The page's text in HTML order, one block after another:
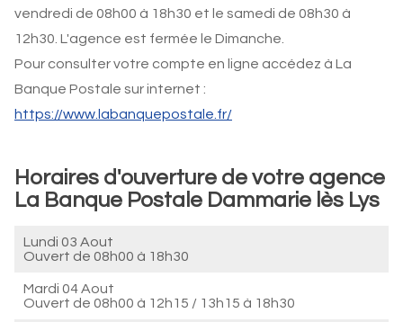
vendredi de 08h00 à 18h30 et le samedi de 08h30 à
12h30. L'agence est fermée le Dimanche.
Pour consulter votre compte en ligne accédez à La
Banque Postale sur internet :
https://www.labanquepostale.fr/
Horaires d'ouverture de votre agence
La Banque Postale Dammarie lès Lys
Lundi 03 Aout
Ouvert de 08h00 à 18h30
Mardi 04 Aout
Ouvert de 08h00 à 12h15 / 13h15 à 18h30